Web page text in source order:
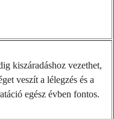
kiszáradáshoz vezethet,
veszít a lélegzés és a
egész évben fontos.